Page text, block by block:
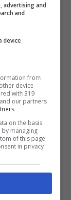
quel
essere
i
e lo ha
dalla
Cecilia si
Polizia di
rilasciato
advertising and
and
device
from
device
with 319
our partners
on the basis
managing
of this page
in privacy